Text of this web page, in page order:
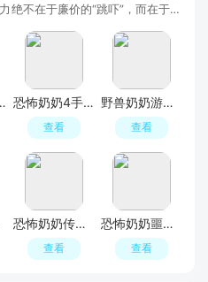
绝不在于廉价的“跳吓”，而在于一
更新版 恐怖奶奶4手游最新版
查看
野兽奶奶游戏最新同人版(野兽前辈恐怖奶奶版本)
查看
恐怖奶奶传说游戏安卓正版
查看
恐怖奶奶噩梦版官方正版游戏
查看